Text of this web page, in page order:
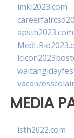
imkl2023.com
apsth2023.com
MEDIA
isth2022.com